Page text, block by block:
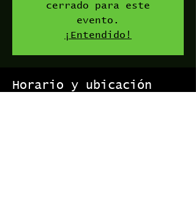
cerrado para este
evento.
¡Entendido!
Horario y ubicación